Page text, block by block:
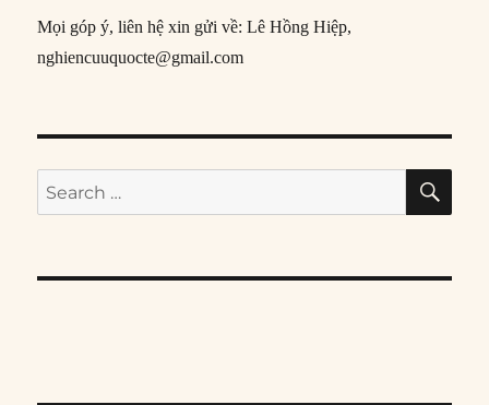
Mọi góp ý, liên hệ xin gửi về: Lê Hồng Hiệp,
nghiencuuquocte@gmail.com
Search
for: